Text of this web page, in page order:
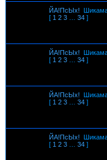
ЙА!ПсЫх!
[ 1 2 3 34 ]
ЙА!ПсЫх!
[ 1 2 3 34 ]
ЙА!ПсЫх!
[ 1 2 3 34 ]
ЙА!ПсЫх!
[ 1 2 3 34 ]